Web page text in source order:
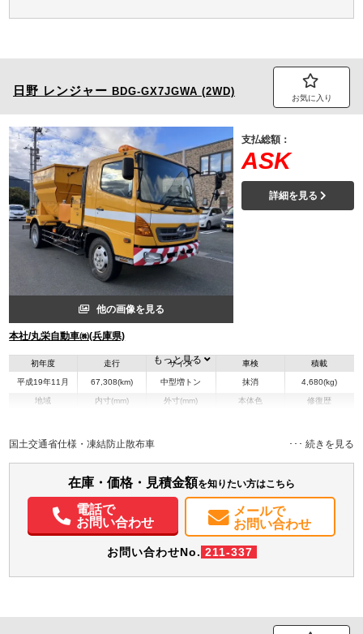
日野 レンジャー BDG-GX7JGWA (2WD)
お気に入り
他の画像を見る
本社/丸栄自動車㈱(兵庫県)
支払総額：
ASK
詳細を見る
初年度
平成19年11月
走行
67,308(km)
サイズ
中型増トン
車検
抹消
積載
4,680(kg)
地域 内寸(mm) 外寸(mm) 本体色 修復歴
もっと見る
国土交通省仕様・凍結防止散布車
在庫・価格・見積金額を知りたい方はこちら
電話で
お問い合わせ
メールで
お問い合わせ
お問い合わせNo. 211-337